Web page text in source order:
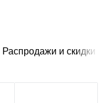
Распродажи и скидки